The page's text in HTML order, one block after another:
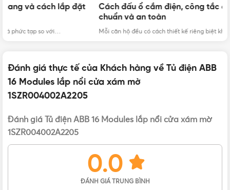
Khả năng chịu nhiệt (Resistance to heat): BPT 70oC
Fire Resistance CoverBody, Terminal-Holder:
Resistance to Heat CoverBody, Terminal-Holder:
650°C/70°C
Halogen Free: không chứa các chất halogen độc hại như
clor, bromium, fluor, và iodine trong sản phẩm đảm bảo
https://vattu365.com/tu-dien-abb/
Cách đấu ổ cắm điện, công tắc điện Panasonic đúng
Mỗi căn hộ đều có cách thiết kế riêng biệt khác nhau vì…
Đánh giá thực tế của Khách hàng về Tủ điện ABB
16 Modules lắp nổi cửa xám mờ
1SZR004002A2205
Đánh giá Tủ điện ABB 16 Modules lắp nổi cửa xám mờ
1SZR004002A2205
0.0
ĐÁNH GIÁ TRUNG BÌNH